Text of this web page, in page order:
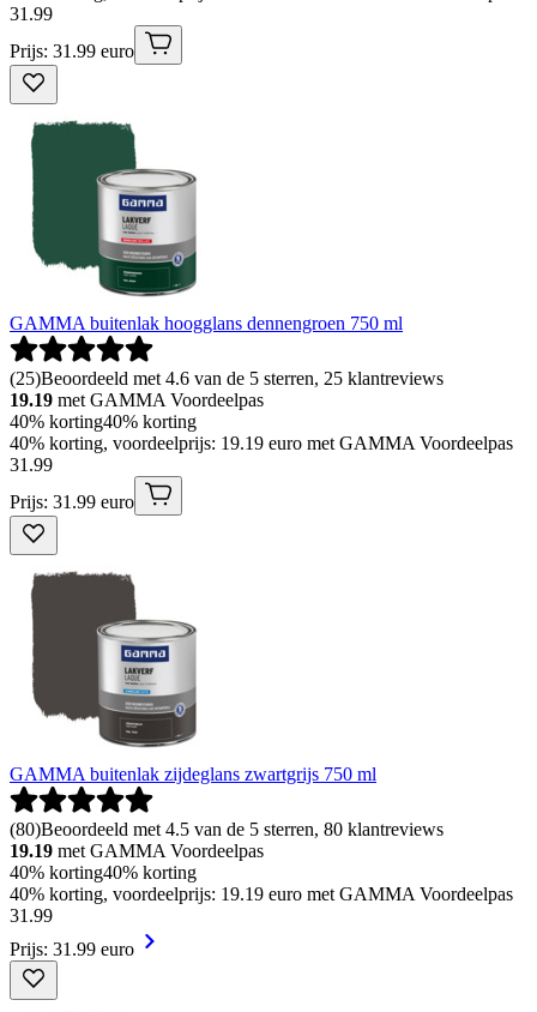
31.99
Prijs: 31.99 euro
GAMMA buitenlak hoogglans dennengroen 750 ml
(25)Beoordeeld met 4.6 van de 5 sterren, 25 klantreviews
19.19 met GAMMA Voordeelpas
40% korting40% korting
40% korting, voordeelprijs: 19.19 euro met GAMMA Voordeelpas
31.99
Prijs: 31.99 euro
GAMMA buitenlak zijdeglans zwartgrijs 750 ml
(80)Beoordeeld met 4.5 van de 5 sterren, 80 klantreviews
19.19 met GAMMA Voordeelpas
40% korting40% korting
40% korting, voordeelprijs: 19.19 euro met GAMMA Voordeelpas
31.99
Prijs: 31.99 euro